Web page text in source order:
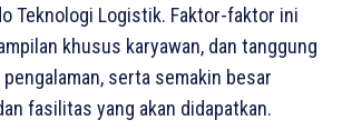
Teknologi Logistik. Faktor-faktor ini
khusus karyawan, dan tanggung
serta semakin besar
fasilitas yang akan didapatkan.